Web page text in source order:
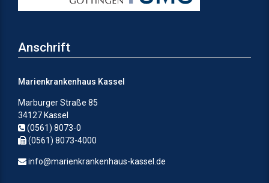
Anschrift
Marienkrankenhaus Kassel
Marburger Straße 85
34127 Kassel
(0561) 8073-0
(0561) 8073-4000
info@marienkrankenhaus-kassel.de